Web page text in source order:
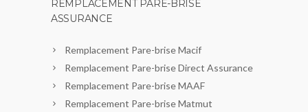
REMPLACEMENT PARE-BRISE
ASSURANCE
Remplacement Pare-brise Macif
Remplacement Pare-brise Direct Assurance
Remplacement Pare-brise MAAF
Remplacement Pare-brise Matmut